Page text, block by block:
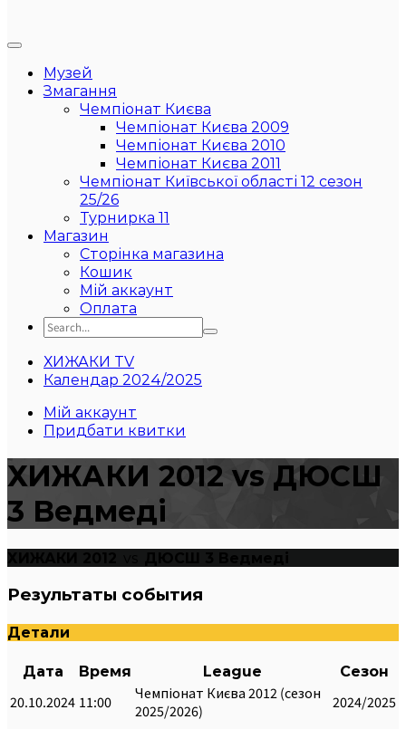
Музей
Змагання
Чемпіонат Києва
Чемпіонат Києва 2009
Чемпіонат Києва 2010
Чемпіонат Києва 2011
Чемпіонат Київської області 12 сезон
25/26
Турнирка 11
Магазин
Сторінка магазина
Кошик
Мій аккаунт
Оплата
ХИЖАКИ TV
Календар 2024/2025
Мій аккаунт
Придбати квитки
ХИЖАКИ 2012 vs ДЮСШ
3 Ведмеді
Результаты события
Детали
Дата Время League Сезон
20.10.2024 11:00
Чемпіонат Києва 2012 (сезон
2025/2026)
2024/2025